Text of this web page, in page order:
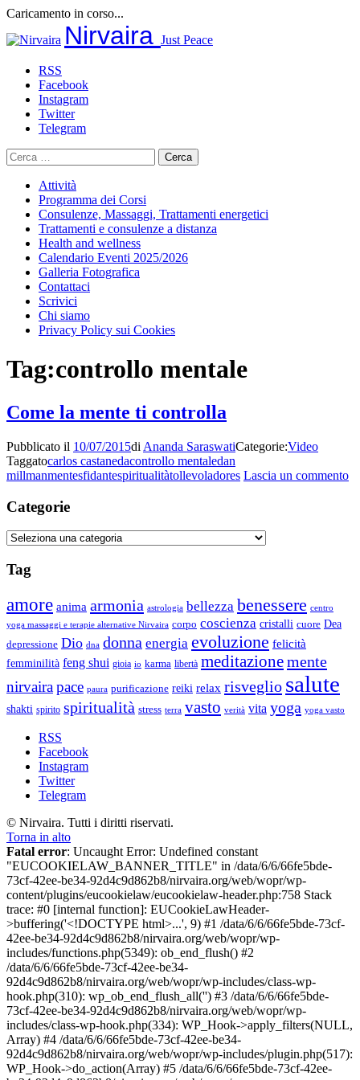
Caricamento in corso...
al
Nirvaira Just Peace
RSS
Facebook
Instagram
Twitter
Telegram
Ricerca
per:
Attività
Programma dei Corsi
Consulenze, Massaggi, Trattamenti energetici
Trattamenti e consulenze a distanza
Health and wellness
Calendario Eventi 2025/2026
Galleria Fotografica
Contattaci
Scrivici
Chi siamo
Privacy Policy sui Cookies
Tag:controllo mentale
Come la mente ti controlla
Pubblicato il 10/07/2015di Ananda SaraswatiCategorie:Video
Taggatocarlos castanedacontrollo mentaledan
millmanmentesfidantespiritualitàtollevoladores Lascia un commentosu
Categorie
Categorie
Tag
amore anima armonia astrologia bellezza benessere centro
yoga massaggi e terapie alternative Nirvaira corpo coscienza cristalli cuore Dea
depressione Dio dna donna energia evoluzione felicità
femminilità feng shui gioia io karma libertà meditazionemente
nirvairapace paura purificazione reiki relax risveglio salute
shakti spirito spiritualità stress terra vasto verità vita yoga yoga vasto
RSS
Facebook
Instagram
Twitter
Telegram
© Nirvaira. Tutti i diritti riservati.
Torna in alto
Fatal error: Uncaught Error: Undefined constant
"EUCOOKIELAW_BANNER_TITLE" in /data/6/6/66fe5bde-
73cf-42ee-be34-92d4c9d862b8/nirvaira.org/web/wopr/wp-
content/plugins/eucookielaw/eucookielaw-header.php:758 Stack
trace: #0 [internal function]: EUCookieLawHeader-
>buffering('<!DOCTYPE html>...', 9) #1 /data/6/6/66fe5bde-73cf-
42ee-be34-92d4c9d862b8/nirvaira.org/web/wopr/wp-
includes/functions.php(5349): ob_end_flush() #2
/data/6/6/66fe5bde-73cf-42ee-be34-
92d4c9d862b8/nirvaira.org/web/wopr/wp-includes/class-wp-
hook.php(310): wp_ob_end_flush_all('') #3 /data/6/6/66fe5bde-
73cf-42ee-be34-92d4c9d862b8/nirvaira.org/web/wopr/wp-
includes/class-wp-hook.php(334): WP_Hook->apply_filters(NULL,
Array) #4 /data/6/6/66fe5bde-73cf-42ee-be34-
92d4c9d862b8/nirvaira.org/web/wopr/wp-includes/plugin.php(517):
WP_Hook->do_action(Array) #5 /data/6/6/66fe5bde-73cf-42ee-